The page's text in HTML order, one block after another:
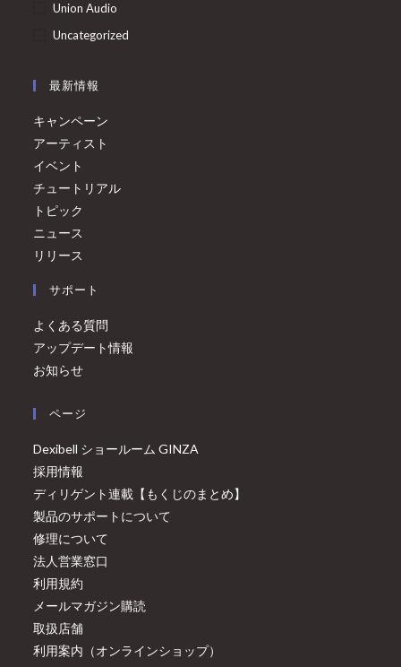
Union Audio
Uncategorized
最新情報
キャンペーン
アーティスト
イベント
チュートリアル
トピック
ニュース
リリース
サポート
よくある質問
アップデート情報
お知らせ
ページ
Dexibell ショールーム GINZA
採用情報
ディリゲント連載【もくじのまとめ】
製品のサポートについて
修理について
法人営業窓口
利用規約
メールマガジン購読
取扱店舗
利用案内（オンラインショップ）